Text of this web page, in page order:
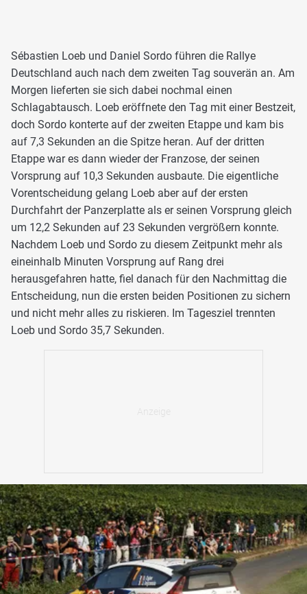
Sébastien Loeb und Daniel Sordo führen die Rallye
Deutschland auch nach dem zweiten Tag souverän an. Am
Morgen lieferten sie sich dabei nochmal einen
Schlagabtausch. Loeb eröffnete den Tag mit einer Bestzeit,
doch Sordo konterte auf der zweiten Etappe und kam bis
auf 7,3 Sekunden an die Spitze heran. Auf der dritten
Etappe war es dann wieder der Franzose, der seinen
Vorsprung auf 10,3 Sekunden ausbaute. Die eigentliche
Vorentscheidung gelang Loeb aber auf der ersten
Durchfahrt der Panzerplatte als er seinen Vorsprung gleich
um 12,2 Sekunden auf 23 Sekunden vergrößern konnte.
Nachdem Loeb und Sordo zu diesem Zeitpunkt mehr als
eineinhalb Minuten Vorsprung auf Rang drei
herausgefahren hatte, fiel danach für den Nachmittag die
Entscheidung, nun die ersten beiden Positionen zu sichern
und nicht mehr alles zu riskieren. Im Tagesziel trennten
Loeb und Sordo 35,7 Sekunden.